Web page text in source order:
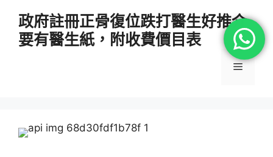
政府註冊正骨復位跌打醫生好推介
要有醫生紙，附收費價目表
選